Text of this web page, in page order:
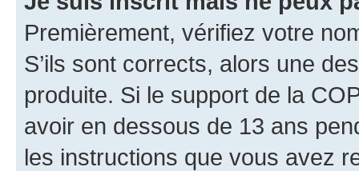
Premièrement, vérifiez votre
S’ils sont corrects, alors une
produite. Si le support de la
avoir en dessous de 13 ans
les instructions que vous avez